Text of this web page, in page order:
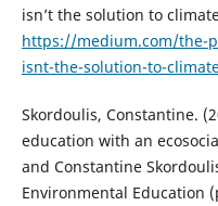
isn’t the solution to
https://medium.com/the-
isnt-the-solution-to-
Skordoulis, Constantine.
education with an
and Constantine
Environmental Education